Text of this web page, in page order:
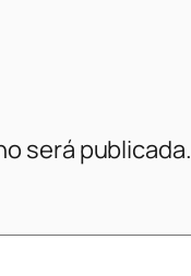
será publicada.